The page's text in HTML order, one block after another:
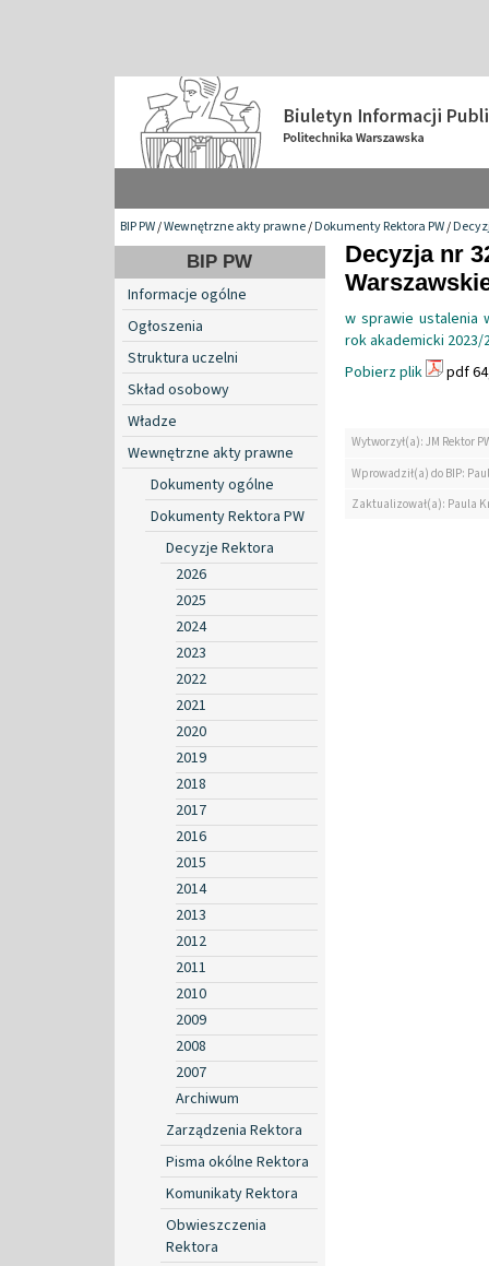
BIP PW/Wewnętrzne akty prawne/Dokumenty Rektora PW/
BIP PW
Informacje ogólne
Ogłoszenia
Struktura uczelni
Skład osobowy
Władze
Wewnętrzne akty prawne
Dokumenty ogólne
Dokumenty Rektora PW
Decyzje Rektora
2026
2025
2024
2023
2022
2021
2020
2019
2018
2017
2016
2015
2014
2013
2012
2011
2010
2009
2008
2007
Archiwum
Zarządzenia Rektora
Pisma okólne Rektora
Komunikaty Rektora
Obwieszczenia
Rektora
Decyzja nr
w sprawie ustalenia
rok akademicki 2023/
Pobierz plik
pdf
Wytworzył(a): JM Rektor
Wprowadził(a) do BIP:
Zaktualizował(a): Paula